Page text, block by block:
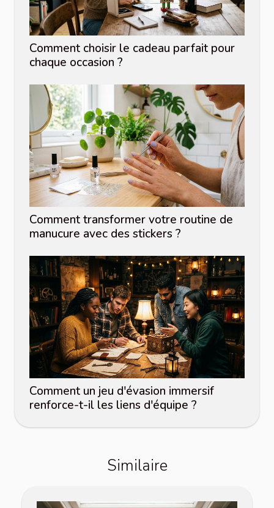
Comment choisir le cadeau parfait pour
chaque occasion ?
Comment transformer votre routine de
manucure avec des stickers ?
Comment un jeu d'évasion immersif
renforce-t-il les liens d'équipe ?
Similaire